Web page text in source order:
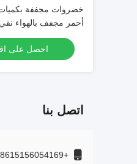
خضروات مجففة
مسحوق فلفل أحمر
احصل على
اتصل بنا
+8615156054169